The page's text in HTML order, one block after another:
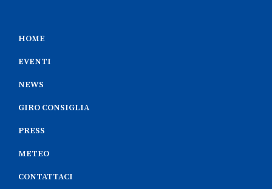
HOME
EVENTI
NEWS
GIRO CONSIGLIA
PRESS
METEO
CONTATTACI